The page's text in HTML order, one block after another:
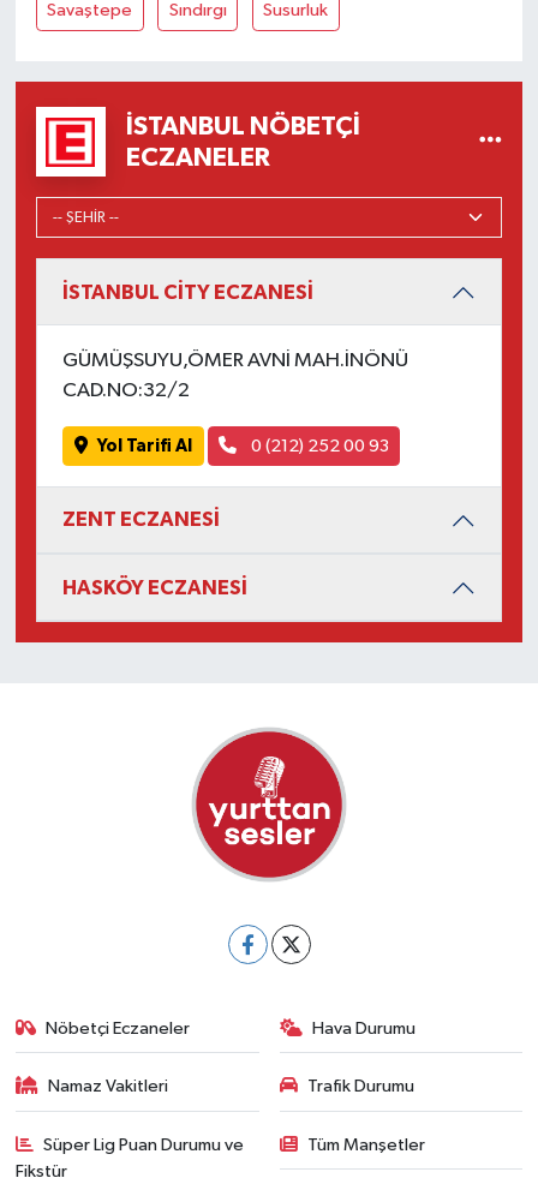
Savaştepe Sındırgı Susurluk
İSTANBUL NÖBETÇI
ECZANELER
İSTANBUL CİTY ECZANESİ
GÜMÜŞSUYU,ÖMER AVNİ MAH.İNÖNÜ
CAD.NO:32/2
Yol Tarifi Al 0 (212) 252 00 93
ZENT ECZANESİ
HASKÖY ECZANESİ
Nöbetçi Eczaneler Hava Durumu
Namaz Vakitleri Trafik Durumu
Süper Lig Puan Durumu ve
Fikstür
Tüm Manşetler